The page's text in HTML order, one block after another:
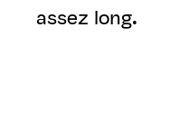
assez long.